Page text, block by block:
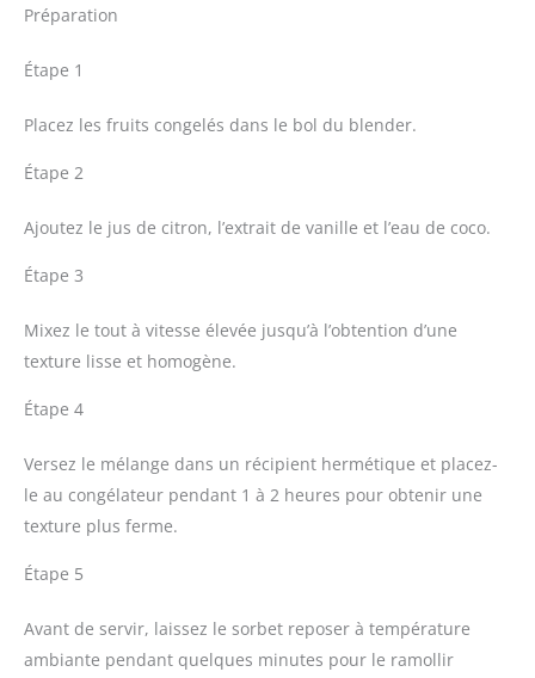
Préparation
Étape 1
Placez les fruits congelés dans le bol du blender.
Étape 2
Ajoutez le jus de citron, l’extrait de vanille et l’eau de coco.
Étape 3
Mixez le tout à vitesse élevée jusqu’à l’obtention d’une
texture lisse et homogène.
Étape 4
Versez le mélange dans un récipient hermétique et placez-
le au congélateur pendant 1 à 2 heures pour obtenir une
texture plus ferme.
Étape 5
Avant de servir, laissez le sorbet reposer à température
ambiante pendant quelques minutes pour le ramollir